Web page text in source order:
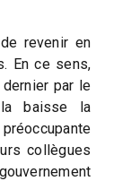
revenir en
En ce sens,
par le
baisse la
collègues